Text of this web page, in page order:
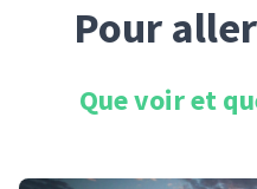
Pour
Que voir et